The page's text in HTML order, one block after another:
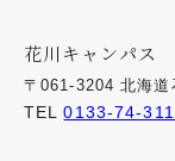
花川キャンパス
〒061-3204 北海道
TEL0133-74-